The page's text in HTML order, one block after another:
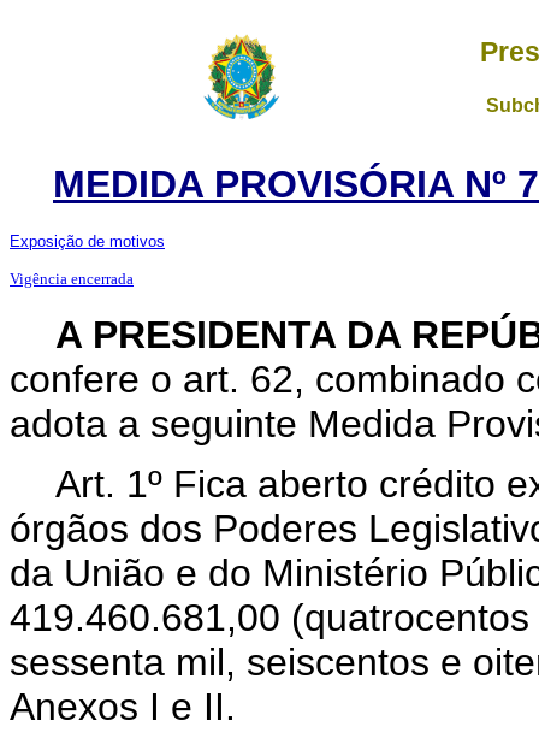
MEDIDA PROVISÓRIA Nº
Exposição de motivos
Vigência encerrada
A PRESIDENTA DA
confere o art. 62, combinado
adota a seguinte Medida
Art. 1º Fica aberto crédito
órgãos dos Poderes
da União e do Ministério
419.460.681,00
sessenta mil, seiscentos e
Anexos I e II.